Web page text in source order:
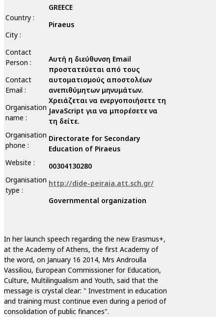
Country :
City :
Contact
Person :
Contact
Email :
Organisation
name :
Organisation
phone :
Website :
Organisation
type :
GREECE
Piraeus
Αυτή η διεύθυνση Email
προστατεύεται από τους
αυτοματισμούς αποστολέων
ανεπιθύμητων μηνυμάτων.
Χρειάζεται να ενεργοποιήσετε τη
JavaScript για να μπορέσετε να
τη δείτε.
Directorate for Secondary
Education of Piraeus
00304130280
http://dide-peiraia.att.sch.gr/
Governmental organization
In her launch speech regarding the new Erasmus+,
at the Academy of Athens, the first Academy of
the word, on January 16 2014, Mrs Androulla
Vassiliou, European Commissioner for Education,
Culture, Multilingualism and Youth, said that the
message is crystal clear: " Investment in education
and training must continue even during a period of
consolidation of public finances".